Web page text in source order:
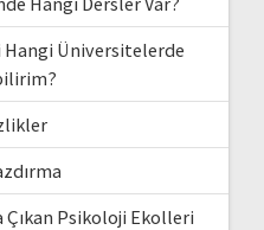
Üniversitelerde
Psikoloji Ekolleri